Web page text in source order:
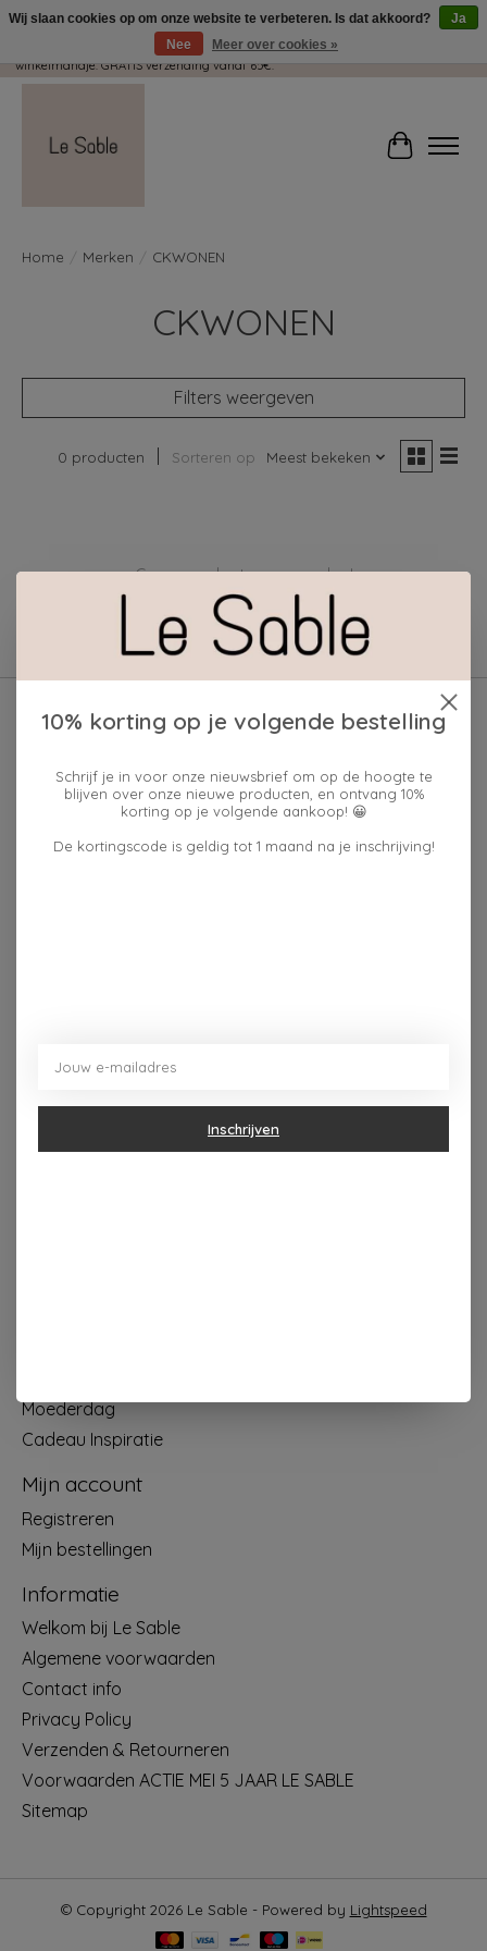
Wij pakken met plezier jouw kadootjes GRATIS in! Duid dit zeker aan in je
winkelmandje. GRATIS verzending vanaf 65€.
Home Merken CKWONEN
CKWONEN
Filters weergeven
0 producten Sorteren op Meest bekeken
Geen producten gevonden!
Moederdag
Cadeau Inspiratie
Mijn account
Registreren
Mijn bestellingen
Informatie
Welkom bij Le Sable
Algemene voorwaarden
Contact info
Privacy Policy
Verzenden & Retourneren
Voorwaarden ACTIE MEI 5 JAAR LE SABLE
Sitemap
© Copyright 2026 Le Sable - Powered by Lightspeed
Wij slaan cookies op om onze website te verbeteren. Is dat akkoord?
Ja
Nee
Meer over cookies »
10% korting op je volgende bestelling
Schrijf je in voor onze nieuwsbrief om op de hoogte te
blijven over onze nieuwe producten, en ontvang 10%
korting op je volgende aankoop! 😀
De kortingscode is geldig tot 1 maand na je inschrijving!
Inschrijven